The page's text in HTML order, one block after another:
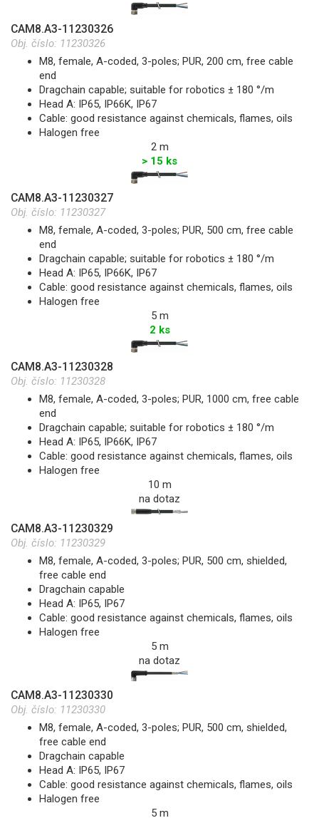
CAM8.A3-11230326
Obj. číslo: 11230326
M8, female, A-coded, 3-poles; PUR, 200 cm, free cable
end
Dragchain capable; suitable for robotics ± 180 °/m
Head A: IP65, IP66K, IP67
Cable: good resistance against chemicals, flames, oils
Halogen free
2 m
> 15 ks
CAM8.A3-11230327
Obj. číslo: 11230327
M8, female, A-coded, 3-poles; PUR, 500 cm, free cable
end
Dragchain capable; suitable for robotics ± 180 °/m
Head A: IP65, IP66K, IP67
Cable: good resistance against chemicals, flames, oils
Halogen free
5 m
2 ks
CAM8.A3-11230328
Obj. číslo: 11230328
M8, female, A-coded, 3-poles; PUR, 1000 cm, free cable
end
Dragchain capable; suitable for robotics ± 180 °/m
Head A: IP65, IP66K, IP67
Cable: good resistance against chemicals, flames, oils
Halogen free
10 m
na dotaz
CAM8.A3-11230329
Obj. číslo: 11230329
M8, female, A-coded, 3-poles; PUR, 500 cm, shielded,
free cable end
Dragchain capable
Head A: IP65, IP67
Cable: good resistance against chemicals, flames, oils
Halogen free
5 m
na dotaz
CAM8.A3-11230330
Obj. číslo: 11230330
M8, female, A-coded, 3-poles; PUR, 500 cm, shielded,
free cable end
Dragchain capable
Head A: IP65, IP67
Cable: good resistance against chemicals, flames, oils
Halogen free
5 m